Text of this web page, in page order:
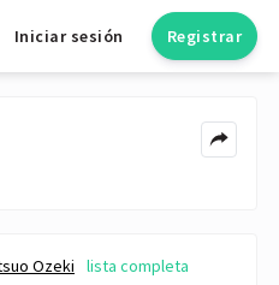
Iniciar sesión Registrar
Ozeki
lista completa